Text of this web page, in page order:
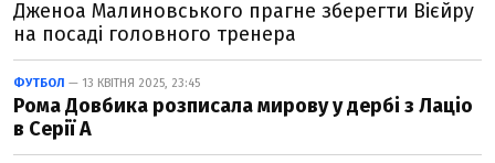
Дженоа Малиновського прагне зберегти Вієйру
на посаді головного тренера
ФУТБОЛ — 13 КВІТНЯ 2025, 23:45
Рома Довбика розписала мирову у дербі з Лаціо
в Серії А